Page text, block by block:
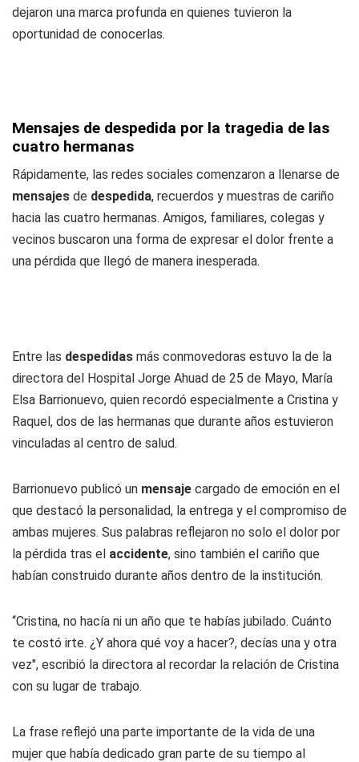
dejaron una marca profunda en quienes tuvieron la
oportunidad de conocerlas.
Mensajes de despedida por la tragedia de las
cuatro hermanas
Rápidamente, las redes sociales comenzaron a llenarse de
mensajes de despedida, recuerdos y muestras de cariño
hacia las cuatro hermanas. Amigos, familiares, colegas y
vecinos buscaron una forma de expresar el dolor frente a
una pérdida que llegó de manera inesperada.
Entre las despedidas más conmovedoras estuvo la de la
directora del Hospital Jorge Ahuad de 25 de Mayo, María
Elsa Barrionuevo, quien recordó especialmente a Cristina y
Raquel, dos de las hermanas que durante años estuvieron
vinculadas al centro de salud.
Barrionuevo publicó un mensaje cargado de emoción en el
que destacó la personalidad, la entrega y el compromiso de
ambas mujeres. Sus palabras reflejaron no solo el dolor por
la pérdida tras el accidente, sino también el cariño que
habían construido durante años dentro de la institución.
“Cristina, no hacía ni un año que te habías jubilado. Cuánto
te costó irte. ¿Y ahora qué voy a hacer?, decías una y otra
vez", escribió la directora al recordar la relación de Cristina
con su lugar de trabajo.
La frase reflejó una parte importante de la vida de una
mujer que había dedicado gran parte de su tiempo al